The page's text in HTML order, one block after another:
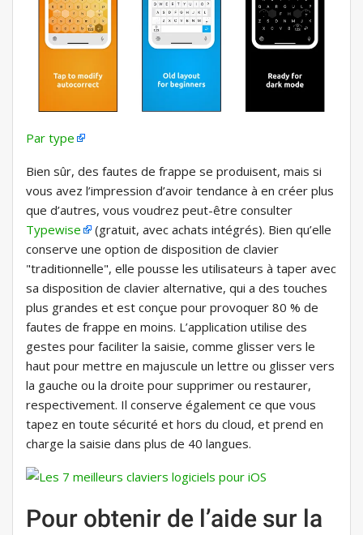
Par type
Bien sûr, des fautes de frappe se produisent, mais si
vous avez l’impression d’avoir tendance à en créer plus
que d’autres, vous voudrez peut-être consulter
Typewise
(gratuit, avec achats intégrés). Bien qu’elle
conserve une option de disposition de clavier
"traditionnelle", elle pousse les utilisateurs à taper avec
sa disposition de clavier alternative, qui a des touches
plus grandes et est conçue pour provoquer 80 % de
fautes de frappe en moins. L’application utilise des
gestes pour faciliter la saisie, comme glisser vers le
haut pour mettre en majuscule un lettre ou glisser vers
la gauche ou la droite pour supprimer ou restaurer,
respectivement. Il conserve également ce que vous
tapez en toute sécurité et hors du cloud, et prend en
charge la saisie dans plus de 40 langues.
Pour obtenir de l’aide sur la